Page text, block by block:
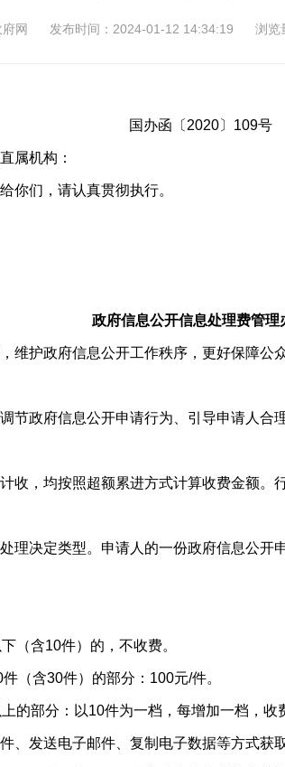
网 发布时间：2024-01-12 14:34:19 浏览
国办函〔2020〕109号
属机构：
们，请认真贯彻执行。
政府信息公开信息处理费管理
维护政府信息公开工作秩序，更好保障公
政府信息公开申请行为、引导申请人合
收，均按照超额累进方式计算收费金额。
决定类型。申请人的一份政府信息公开
含10件）的，不收费。
含30件）的部分：100元/件。
部分：以10件为一档，每增加一档，收
、发送电子邮件、复制电子数据等方式